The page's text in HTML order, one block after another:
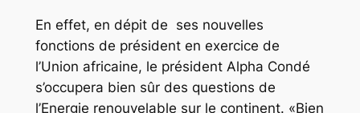
En effet, en dépit de ses nouvelles
fonctions de président en exercice de
l’Union africaine, le président Alpha Condé
s’occupera bien sûr des questions de
l’Energie renouvelable sur le continent. «Bien